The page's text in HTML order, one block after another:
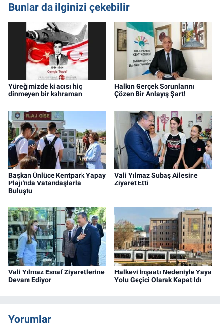
Bunlar da ilginizi çekebilir
Yüreğimizde ki acısı hiç
dinmeyen bir kahraman
Halkın Gerçek Sorunlarını
Çözen Bir Anlayış Şart!
Başkan Ünlüce Kentpark Yapay
Plajı'nda Vatandaşlarla
Buluştu
Vali Yılmaz Subaş Ailesine
Ziyaret Etti
Vali Yılmaz Esnaf Ziyaretlerine
Devam Ediyor
Halkevi İnşaatı Nedeniyle Yaya
Yolu Geçici Olarak Kapatıldı
Yorumlar